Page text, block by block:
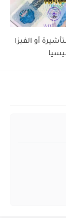
أو الفيزا